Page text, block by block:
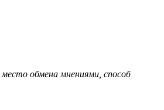
обмена мнениями, способ